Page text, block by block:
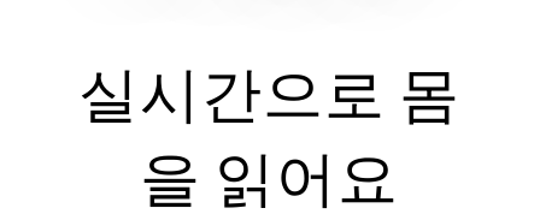
실시간으로 몸
을 읽어요